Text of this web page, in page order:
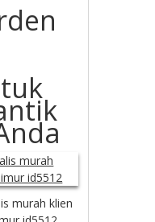
murah klien